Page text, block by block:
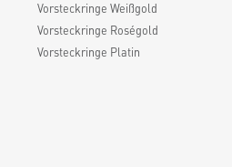
Vorsteckringe Weißgold
Vorsteckringe Roségold
Vorsteckringe Platin